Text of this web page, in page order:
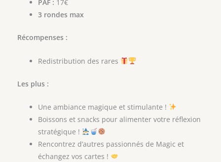
PAF : 17€
3 rondes max
Récompenses :
Redistribution des rares
Les plus :
Une ambiance magique et stimulante !
Boissons et snacks pour alimenter votre réflexion
stratégique !
Rencontrez d’autres passionnés de Magic et
échangez vos cartes !